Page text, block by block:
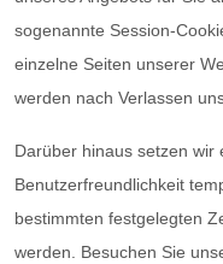
sogenannte Session-
einzelne Seiten unserer
werden nach Verlassen
Darüber hinaus setzen
Benutzerfreundlichkeit
bestimmten festgelegten
werden. Besuchen Sie